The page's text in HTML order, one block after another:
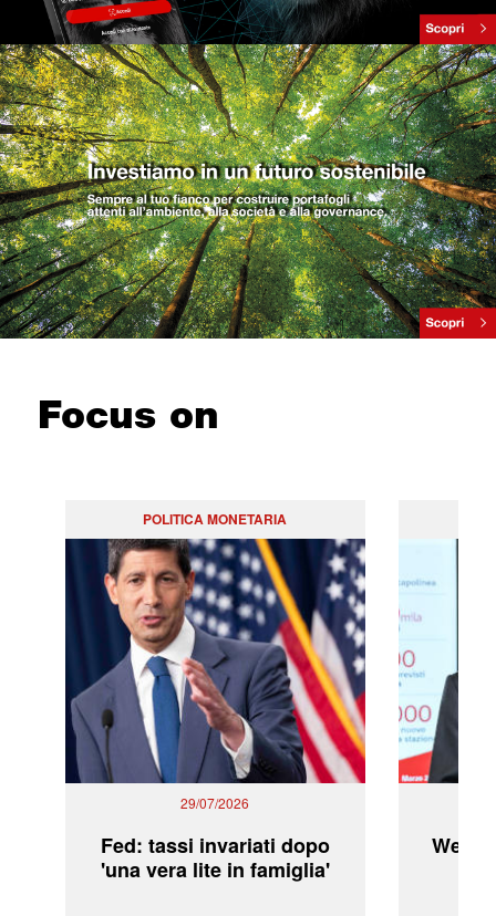
Focus on
POLITICA MONETARIA
29/07/2026
Fed: tassi invariati dopo
'una vera lite in famiglia'